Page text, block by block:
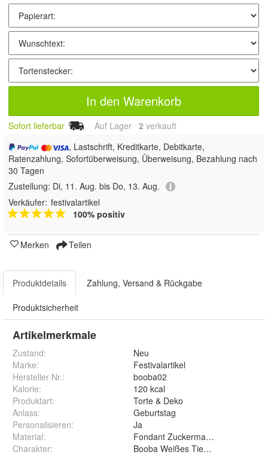
In den Warenkorb
Sofort lieferbar Auf Lager 2 verkauft
, Lastschrift, Kreditkarte, Debitkarte,
Ratenzahlung, Sofortüberweisung, Überweisung, Bezahlung nach
30 Tagen
Zustellung: Di, 11. Aug. bis Do, 13. Aug.
Verkäufer: festivalartikel
100% positiv
Merken Teilen
Produktdetails Zahlung, Versand & Rückgabe
Produktsicherheit
Artikelmerkmale
Zustand:
Neu
Marke:
Festivalartikel
Hersteller Nr.:
booba02
Kalorie:
120 kcal
Produktart:
Torte & Deko
Anlass:
Geburtstag
Personalisieren:
Ja
Material:
Fondant Zuckermasse Oblate
Charakter:
Booba Weißes Tier Märchen Tiere